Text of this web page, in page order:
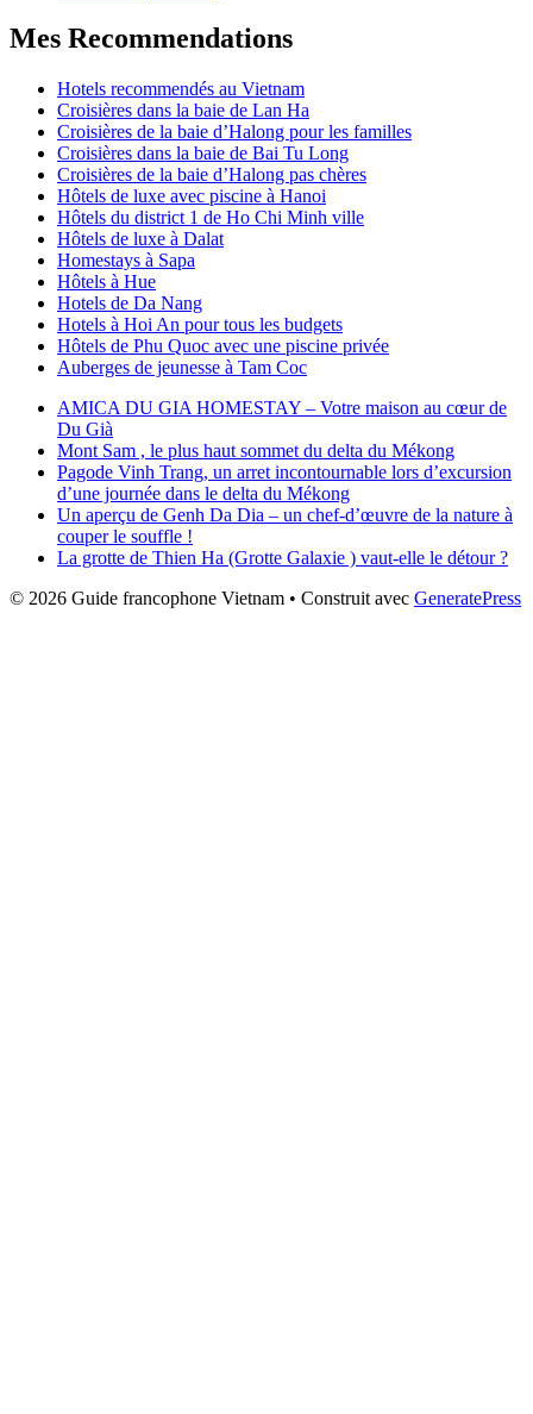
Mes Recommendations
Hotels recommendés au Vietnam
Croisières dans la baie de Lan Ha
Croisières de la baie d’Halong pour les familles
Croisières dans la baie de Bai Tu Long
Croisières de la baie d’Halong pas chères
Hôtels de luxe avec piscine à Hanoi
Hôtels du district 1 de Ho Chi Minh ville
Hôtels de luxe à Dalat
Homestays à Sapa
Hôtels à Hue
Hotels de Da Nang
Hotels à Hoi An pour tous les budgets
Hôtels de Phu Quoc avec une piscine privée
Auberges de jeunesse à Tam Coc
AMICA DU GIA HOMESTAY – Votre maison au cœur de
Du Già
Mont Sam , le plus haut sommet du delta du Mékong
Pagode Vinh Trang, un arret incontournable lors d’excursion
d’une journée dans le delta du Mékong
Un aperçu de Genh Da Dia – un chef-d’œuvre de la nature à
couper le souffle !
La grotte de Thien Ha (Grotte Galaxie ) vaut-elle le détour ?
© 2026 Guide francophone Vietnam • Construit avec GeneratePress